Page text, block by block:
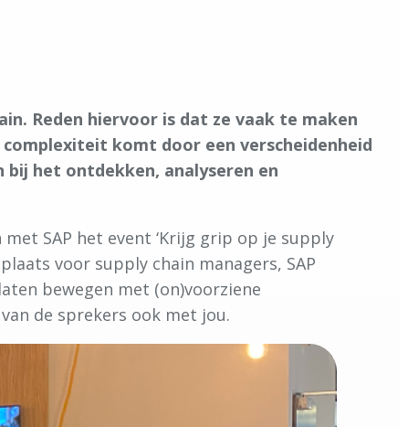
Reden hiervoor is dat ze vaak te maken
komt door een verscheidenheid
het ontdekken, analyseren en
SAP het event ‘Krijg grip op je supply
voor supply chain managers, SAP
bewegen met (on)voorziene
de sprekers ook met jou.